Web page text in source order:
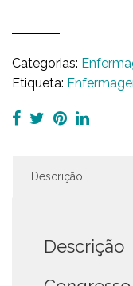
Categorias:
Etiqueta:
Descrição
Descrição